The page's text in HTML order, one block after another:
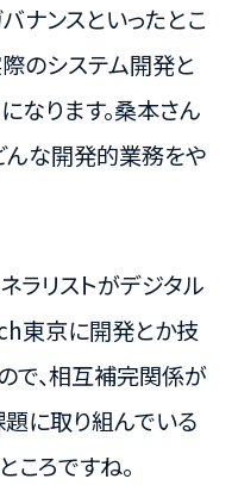
ナンスといったとこ
のシステム開発と
なります。桑本さん
んな開発的業務をや
ラリストがデジタル
東京に開発とか技
で、相互補完関係が
題に取り組んでいる
ころですね。